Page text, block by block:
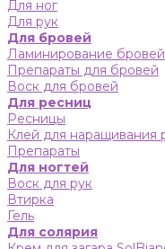
Для ног
Для рук
Для бровей
Ламинирование бровей
Препараты для бровей
Воск для бровей
Для ресниц
Ресницы
Клей для наращивания
Препараты
Для ногтей
Воск для рук
Втирка
Гель
Для солярия